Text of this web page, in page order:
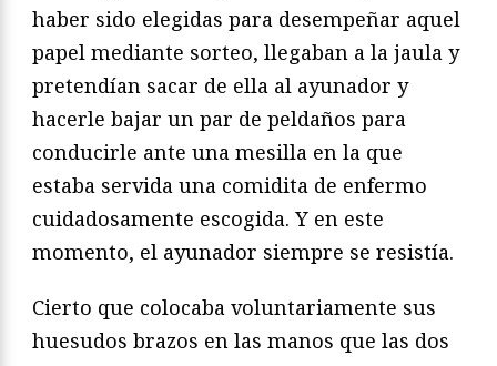
haber sido elegidas para desempeñar aquel
papel mediante sorteo, llegaban a la jaula y
pretendían sacar de ella al ayunador y
hacerle bajar un par de peldaños para
conducirle ante una mesilla en la que
estaba servida una comidita de enfermo
cuidadosamente escogida. Y en este
momento, el ayunador siempre se resistía.
Cierto que colocaba voluntariamente sus
huesudos brazos en las manos que las dos